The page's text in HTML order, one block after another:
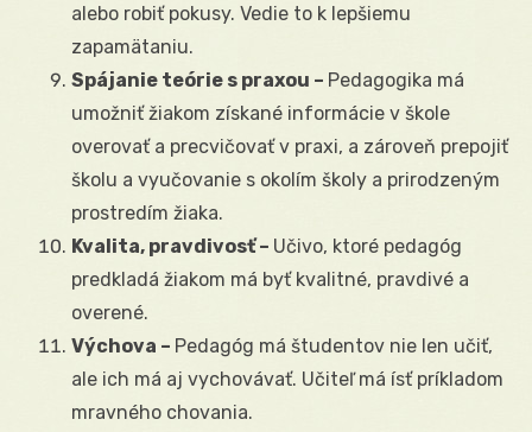
alebo robiť pokusy. Vedie to k lepšiemu
zapamätaniu.
Spájanie teórie s praxou – Pedagogika má
umožniť žiakom získané informácie v škole
overovať a precvičovať v praxi, a zároveň prepojiť
školu a vyučovanie s okolím školy a prirodzeným
prostredím žiaka.
Kvalita, pravdivosť – Učivo, ktoré pedagóg
predkladá žiakom má byť kvalitné, pravdivé a
overené.
Výchova – Pedagóg má študentov nie len učiť,
ale ich má aj vychovávať. Učiteľ má ísť príkladom
mravného chovania.